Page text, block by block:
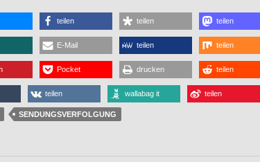
teilen teilen teilen
E-Mail teilen teilen
Pocket drucken teilen
teilen wallabag it teilen
SENDUNGSVERFOLGUNG